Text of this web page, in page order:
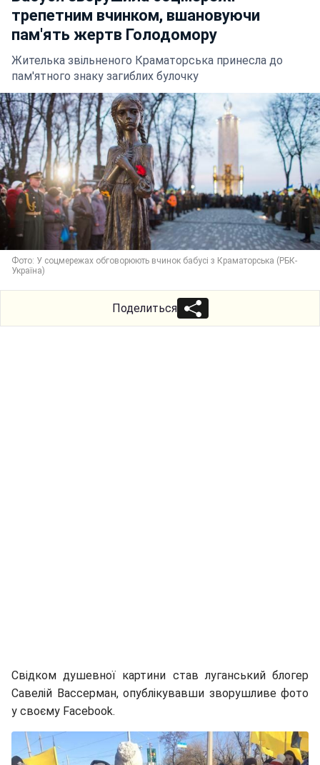
трепетним вчинком, вшановуючи
пам'ять жертв Голодомору
Жителька звільненого Краматорська принесла до
пам'ятного знаку загиблих булочку
Фото: У соцмережах обговорюють вчинок бабусі з Краматорська (РБК-
Україна)
Поделиться
Свідком душевної картини став луганський блогер
Савелій Вассерман, опублікувавши зворушливе фото
у своєму Facebook.